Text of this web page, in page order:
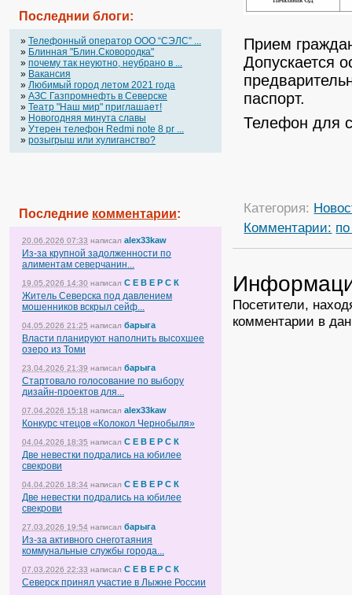
Последнии блоги:
» Телефонный оператор OOO “СЭЛС” ...
» Блинная "Блин.Сковородка"
» почему так неуютно, неубрано в ...
» Вакансия
» Любимый город летом 2021 года
» АЗС Газпромнефть в Северске
» Театр "Наш мир" приглашает!
» Новогодняя минута славы
» Утерен телефон Redmi note 8 pr ...
» розыгрыш или хулиганство?
Последние комментарии:
20.06.2026 07:33 написал alex33kaw
Из-за крупной задолженности по
алиментам северчанин...
19.05.2026 14:30 написал С Е В Е Р С К
Житель Северска под давлением
мошенников вскрыл сейф...
04.05.2026 21:25 написал барыга
Власти планируют наполнить высохшее
озеро из Томи
23.04.2026 21:39 написал барыга
Стартовало голосование по выбору
дизайн-проектов для...
07.04.2026 15:18 написал alex33kaw
Конкурс чтецов «Колокол Чернобыля»
04.04.2026 18:35 написал С Е В Е Р С К
Две невестки подрались на юбилее
свекрови
04.04.2026 18:34 написал С Е В Е Р С К
Две невестки подрались на юбилее
свекрови
27.03.2026 19:54 написал барыга
Из-за активного снеготаяния
коммунальные службы города...
07.03.2026 22:33 написал С Е В Е Р С К
Северск принял участие в Лыжне России
Прием
Допускается
паспорт.
Телефон для
Категория:
Комментарии:
Посетители,
комментарии в